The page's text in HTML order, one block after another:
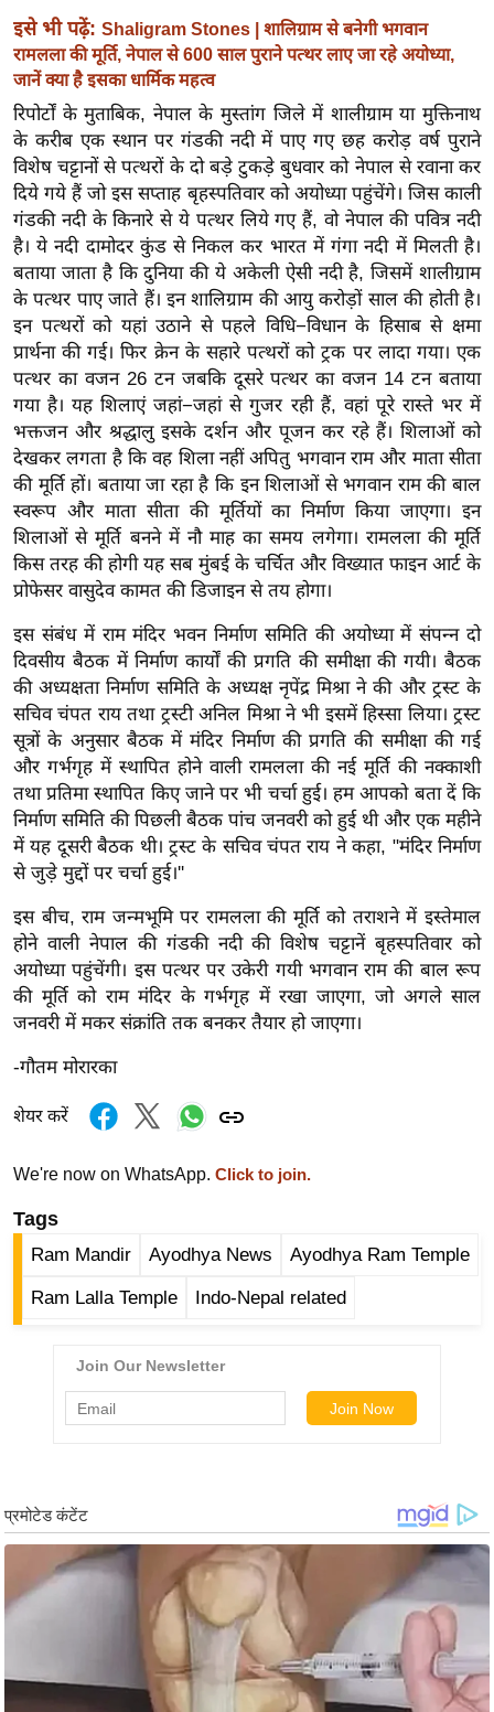
हि
त्य
ज
ग
त
ऑ
टो
व
र्ल्ड
न्यू
ज
ब्री
फ
म
नो
रं
ज
न
ज
ग
त
बॉ
ली
वु
ड
हॉ
ली
वु
ड
फि
ल्म
स
मी
क्षा
B
r
a
i
g
N
e
ल
क्नॉ
ब्यू
टी
इसे भी पढ़ें: Shaligram Stones | शालिग्राम से बनेगी भगवान
रामलला की मूर्ति, नेपाल से 600 साल पुराने पत्थर लाए जा रहे अयोध्या,
जानें क्या है इसका धार्मिक महत्व
रिपोर्टों के मुताबिक, नेपाल के मुस्तांग जिले में शालीग्राम या मुक्तिनाथ
के करीब एक स्थान पर गंडकी नदी में पाए गए छह करोड़ वर्ष पुराने
विशेष चट्टानों से पत्थरों के दो बड़े टुकड़े बुधवार को नेपाल से रवाना कर
दिये गये हैं जो इस सप्ताह बृहस्पतिवार को अयोध्या पहुंचेंगे। जिस काली
गंडकी नदी के किनारे से ये पत्थर लिये गए हैं, वो नेपाल की पवित्र नदी
है। ये नदी दामोदर कुंड से निकल कर भारत में गंगा नदी में मिलती है।
बताया जाता है कि दुनिया की ये अकेली ऐसी नदी है, जिसमें शालीग्राम
के पत्थर पाए जाते हैं। इन शालिग्राम की आयु करोड़ों साल की होती है।
इन पत्थरों को यहां उठाने से पहले विधि−विधान के हिसाब से क्षमा
प्रार्थना की गई। फिर क्रेन के सहारे पत्थरों को ट्रक पर लादा गया। एक
पत्थर का वजन 26 टन जबकि दूसरे पत्थर का वजन 14 टन बताया
गया है। यह शिलाएं जहां−जहां से गुजर रही हैं, वहां पूरे रास्ते भर में
भक्तजन और श्रद्धालु इसके दर्शन और पूजन कर रहे हैं। शिलाओं को
देखकर लगता है कि वह शिला नहीं अपितु भगवान राम और माता सीता
की मूर्ति हों। बताया जा रहा है कि इन शिलाओं से भगवान राम की बाल
स्वरूप और माता सीता की मूर्तियों का निर्माण किया जाएगा। इन
शिलाओं से मूर्ति बनने में नौ माह का समय लगेगा। रामलला की मूर्ति
किस तरह की होगी यह सब मुंबई के चर्चित और विख्यात फाइन आर्ट के
प्रोफेसर वासुदेव कामत की डिजाइन से तय होगा।
इस संबंध में राम मंदिर भवन निर्माण समिति की अयोध्या में संपन्न दो
दिवसीय बैठक में निर्माण कार्यों की प्रगति की समीक्षा की गयी। बैठक
की अध्यक्षता निर्माण समिति के अध्यक्ष नृपेंद्र मिश्रा ने की और ट्रस्ट के
सचिव चंपत राय तथा ट्रस्टी अनिल मिश्रा ने भी इसमें हिस्सा लिया। ट्रस्ट
सूत्रों के अनुसार बैठक में मंदिर निर्माण की प्रगति की समीक्षा की गई
और गर्भगृह में स्थापित होने वाली रामलला की नई मूर्ति की नक्काशी
तथा प्रतिमा स्थापित किए जाने पर भी चर्चा हुई। हम आपको बता दें कि
निर्माण समिति की पिछली बैठक पांच जनवरी को हुई थी और एक महीने
में यह दूसरी बैठक थी। ट्रस्ट के सचिव चंपत राय ने कहा, "मंदिर निर्माण
से जुड़े मुद्दों पर चर्चा हुई।''
इस बीच, राम जन्मभूमि पर रामलला की मूर्ति को तराशने में इस्तेमाल
होने वाली नेपाल की गंडकी नदी की विशेष चट्टानें बृहस्पतिवार को
अयोध्या पहुंचेंगी। इस पत्थर पर उकेरी गयी भगवान राम की बाल रूप
की मूर्ति को राम मंदिर के गर्भगृह में रखा जाएगा, जो अगले साल
जनवरी में मकर संक्रांति तक बनकर तैयार हो जाएगा।
-गौतम मोरारका
शेयर करें
We're now on WhatsApp. Click to join.
Tags
Ram Mandir Ayodhya News Ayodhya Ram Temple
Ram Lalla Temple Indo-Nepal related